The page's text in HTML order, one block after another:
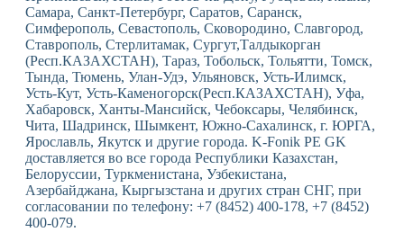
Самара, Санкт-Петербург, Саратов, Саранск,
Симферополь, Севастополь, Сковородино, Славгород,
Ставрополь, Стерлитамак, Сургут,Талдыкорган
(Респ.КАЗАХСТАН), Тараз, Тобольск, Тольятти, Томск,
Тында, Тюмень, Улан-Удэ, Ульяновск, Усть-Илимск,
Усть-Кут, Усть-Каменогорск(Респ.КАЗАХСТАН), Уфа,
Хабаровск, Ханты-Мансийск, Чебоксары, Челябинск,
Чита, Шадринск, Шымкент, Южно-Сахалинск, г. ЮРГА,
Ярославль, Якутск и другие города. K-Fonik PE GK
доставляется во все города Республики Казахстан,
Белоруссии, Туркменистана, Узбекистана,
Азербайджана, Кыргызстана и других стран СНГ, при
согласовании по телефону: +7 (8452) 400-178, +7 (8452)
400-079.